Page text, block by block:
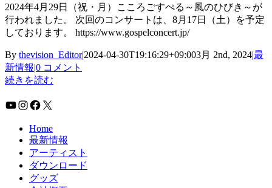
2024年4月29日（祝・月）こころごすぺる～風のひびき～が
行われました。 次回のコンサートは、8月17日（土）を予定
しております。 https://www.gospelconcert.jp/
By thevision_Editor|2024-04-30T19:16:29+09:003月 2nd, 2024|最
新情報|0 コメント
続きを読む
YouTube
Instagram
Facebook
X
Home
最新情報
アーティスト
ダウンロード
グッズ